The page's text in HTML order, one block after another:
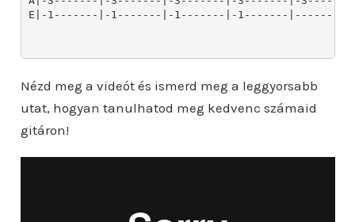
E|-1-------|-1-------|-1-------|-1-------
Nézd meg a videót és ismerd meg a leggyorsabb
utat, hogyan tanulhatod meg kedvenc számaid
gitáron!